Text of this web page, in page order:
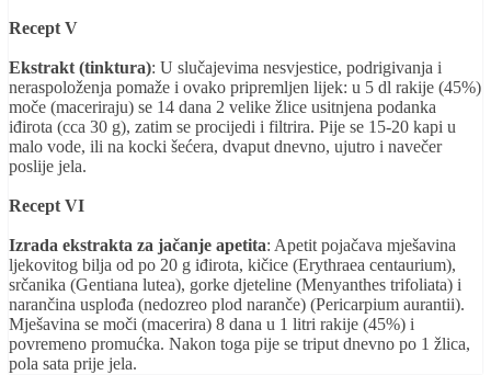
Recept V
Ekstrakt (tinktura): U slučajevima nesvjestice, podrigivanja i
neraspoloženja pomaže i ovako pripremljen lijek: u 5 dl rakije (45%)
moče (maceriraju) se 14 dana 2 velike žlice usitnjena podanka
iđirota (cca 30 g), zatim se procijedi i filtrira. Pije se 15-20 kapi u
malo vode, ili na kocki šećera, dvaput dnevno, ujutro i navečer
poslije jela.
Recept VI
Izrada ekstrakta za jačanje apetita: Apetit pojačava mješavina
ljekovitog bilja od po 20 g iđirota, kičice (Erythraea centaurium),
srčanika (Gentiana lutea), gorke djeteline (Menyanthes trifoliata) i
narančina usplođa (nedozreo plod naranče) (Pericarpium aurantii).
Mješavina se moči (macerira) 8 dana u 1 litri rakije (45%) i
povremeno promućka. Nakon toga pije se triput dnevno po 1 žlica,
pola sata prije jela.